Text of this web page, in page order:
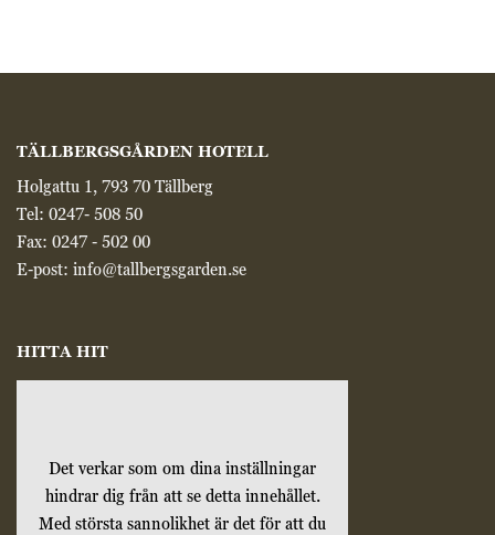
TÄLLBERGSGÅRDEN HOTELL
Holgattu 1, 793 70 Tällberg
Tel: 0247- 508 50
Fax: 0247 - 502 00
E-post: info@tallbergsgarden.se
HITTA HIT
Det verkar som om dina inställningar
hindrar dig från att se detta innehållet.
Med största sannolikhet är det för att du